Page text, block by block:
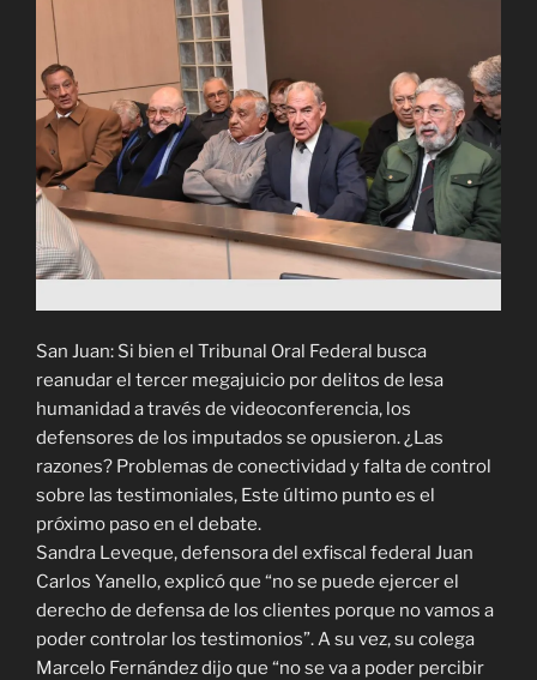
San Juan: Si bien el Tribunal Oral Federal busca
reanudar el tercer megajuicio por delitos de lesa
humanidad a través de videoconferencia, los
defensores de los imputados se opusieron. ¿Las
razones? Problemas de conectividad y falta de control
sobre las testimoniales, Este último punto es el
próximo paso en el debate.
Sandra Leveque, defensoradel exfiscal federal Juan
Carlos Yanello, explicó que “no se puede ejercer el
derecho de defensa de los clientes porque no vamos a
poder controlar los testimonios”. A su vez, su colega
Marcelo Fernández dijo que “no se va a poder percibir